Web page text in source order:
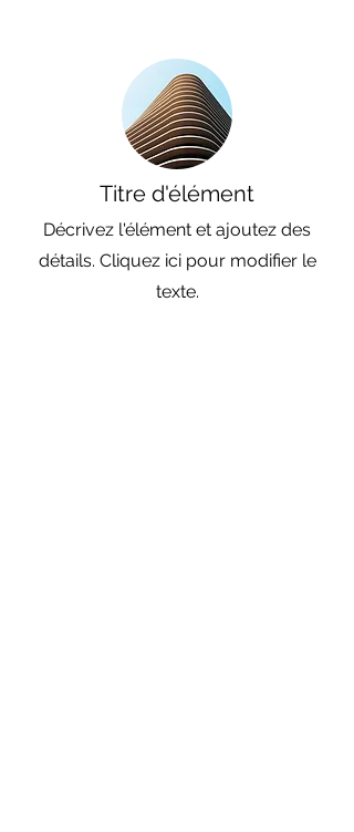
Titre d'élément
Décrivez l'élément et ajoutez des
détails. Cliquez ici pour modifier le
texte.